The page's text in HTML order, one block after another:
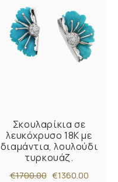
Σκουλαρίκια σε
λευκόχρυσο 18Κ με
διαμάντια, λουλούδι
τυρκουάζ.
€1700.00 €1360.00